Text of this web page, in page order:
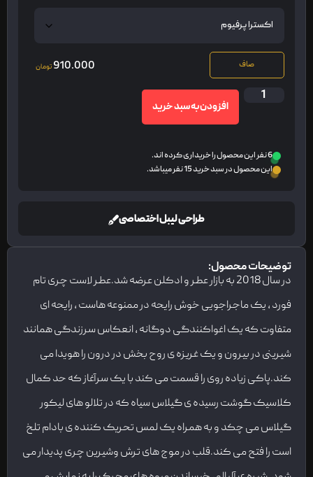
صاف 910.000 تومان
افزودن به سبد خرید
6 نفر این محصول را خریداری کرده اند.
این محصول در سبد خرید 15 نفر میباشد.
طراحی لیبل اختصاصی
توضیحات محصول:
در سال 2018 به بازار عطر و ادکلن عرضه شد.عطر لاست چری تام
فورد ، یک ماجراجویی خوش رایحه در ممنوعه هاست ، رایحه ای
متفاوت که یک اغواکنندگی دوگانه ، انعکاس سرزندگی همانند
شیرینی در بیرون و یک غریزه ی روح بخش در درون را هویدا می
کند.پاکی زیاده روی را قسمت می کند با یک سرآغاز که حد کمال
کلاسیک گوشت رسیده ی گیلاس سیاه که در تلالو های لیکور
گیلاس می چکد و به همراه یک لمس تحریک کننده ی بادام تلخ
است را فتح می کند.قلب در موج های ترش وشیرین چری پدیدار می